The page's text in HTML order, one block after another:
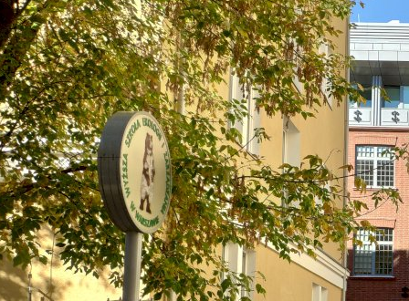
Академия Финансов и Бизнеса Vistula в Варшаве
(Vistula University)
Варшава, Польша